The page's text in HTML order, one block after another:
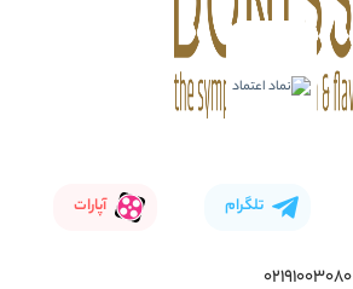
تلگرام آپارات
02191003080